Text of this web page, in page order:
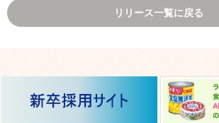
リリース一覧に戻る